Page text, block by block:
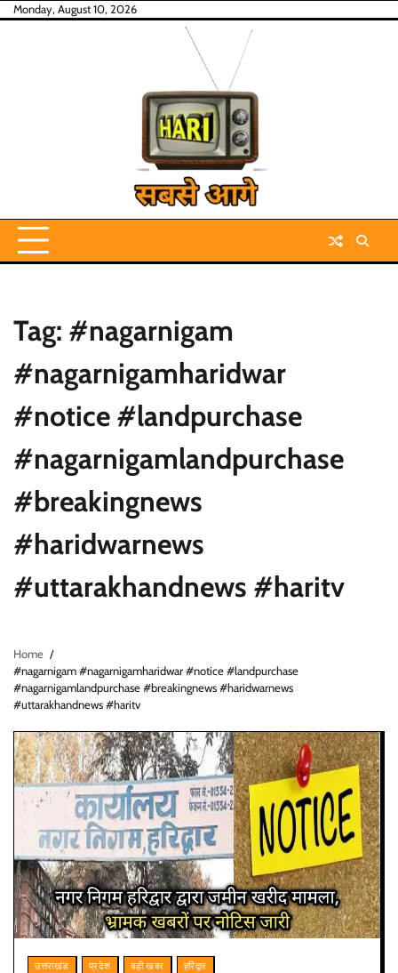
SkipMonday, August 10, 2026
Tag: #nagarnigam
#nagarnigamharidwar
#notice #landpurchase
#nagarnigamlandpurchase
#breakingnews
#haridwarnews
#uttarakhandnews #haritv
Home
#nagarnigam #nagarnigamharidwar #notice #landpurchase
#nagarnigamlandpurchase #breakingnews #haridwarnews
#uttarakhandnews #haritv
उत्तराखंड प्रदेश बड़ी खबर हरिद्वार